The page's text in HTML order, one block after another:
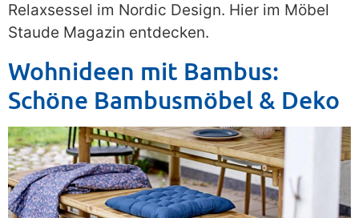
Relaxsessel im Nordic Design. Hier im Möbel
Staude Magazin entdecken.
Wohnideen mit Bambus:
Schöne Bambusmöbel & Deko